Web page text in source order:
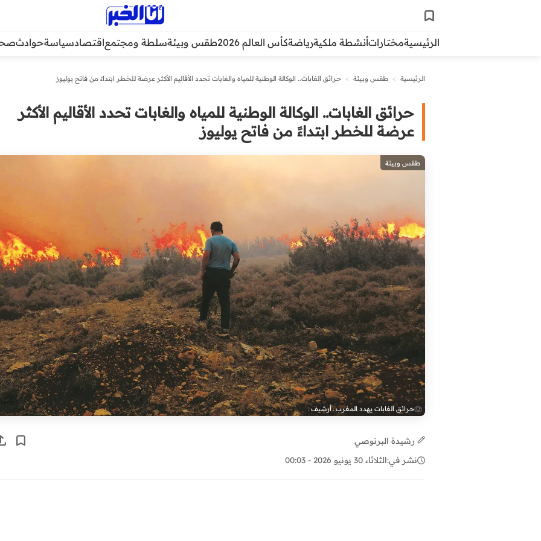
الرئيسيةمختاراتأنشطة ملكيةرياضةكأس العالم 2026 طقس وبيئةسلطة ومجتمعاقتصادسياسةحوادث
الرئيسية > طقس وبيئة > حرائق الغابات.. الوكالة الوطنية للمياه والغابات تحدد الأقاليم الأكثر عرضة للخطر ابتداءً من فاتح يوليوز
حرائق الغابات.. الوكالة الوطنية للمياه والغابات تحدد الأقاليم الأكثر
عرضة للخطر ابتداءً من فاتح يوليوز
طقس وبيئة
حرائق الغابات يهدد المغرب ـ أرشيف ـ
رشيدة البرنوصي
نشر في:الثلاثاء 30 يونيو 2026 - 00:03